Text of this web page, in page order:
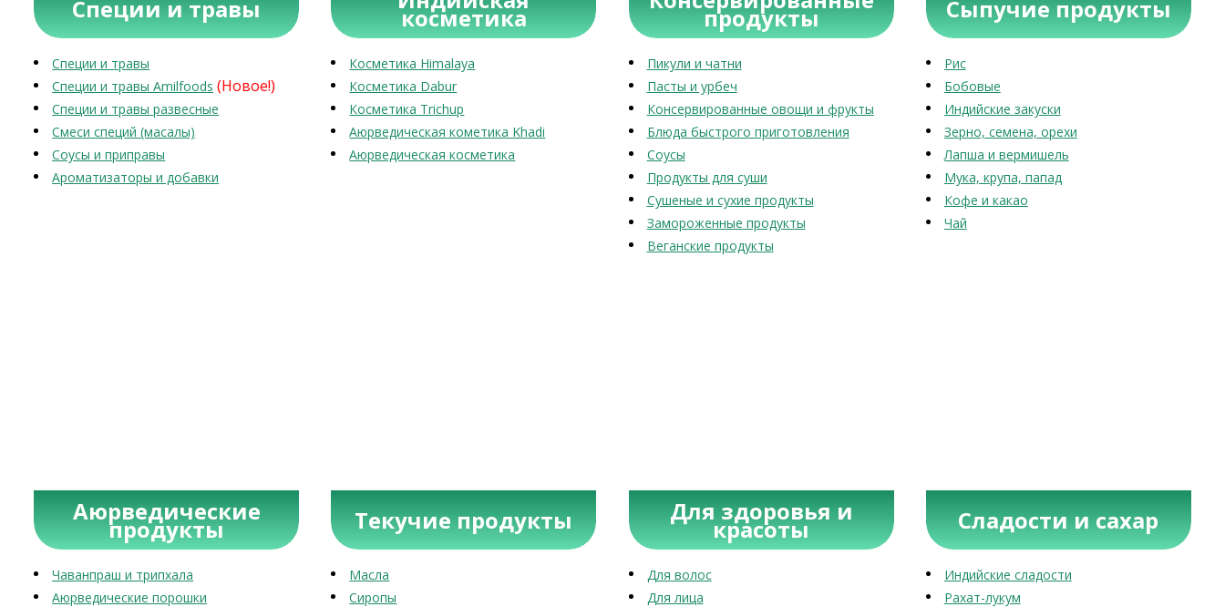
Специи и травы
Специи и травы
Специи и травы Amilfoods (Новое!)
Специи и травы развесные
Смеси специй (масалы)
Соусы и приправы
Ароматизаторы и добавки
косметика
Косметика Himalaya
Косметика Dabur
Косметика Trichup
Аюрведическая кометика Khadi
Аюрведическая косметика
продукты
Пикули и чатни
Пасты и урбеч
Консервированные овощи и фрукты
Блюда быстрого приготовления
Соусы
Продукты для суши
Сушеные и сухие продукты
Замороженные продукты
Веганские продукты
Сыпучие продукты
Рис
Бобовые
Индийские закуски
Зерно, семена, орехи
Лапша и вермишель
Мука, крупа, папад
Кофе и какао
Чай
Аюрведические
продукты
Чаванпраш и трипхала
Аюрведические порошки
Текучие продукты
Масла
Сиропы
Для здоровья и
красоты
Для волос
Для лица
Сладости и сахар
Индийские сладости
Рахат-лукум